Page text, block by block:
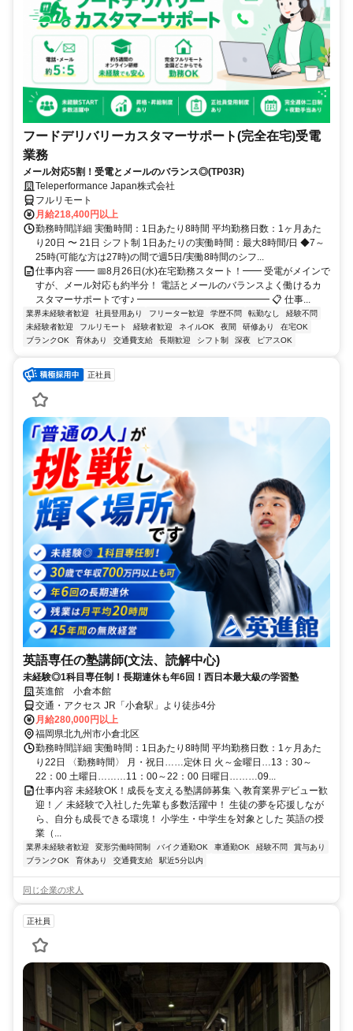
フードデリバリーカスタマーサポート(完全在宅)受電
業務
メール対応5割！受電とメールのバランス◎(TP03R)
Teleperformance Japan株式会社
フルリモート
月給218,400円以上
勤務時間詳細 実働時間：1日あたり8時間 平均勤務日数：1ヶ月あた
り20日 〜 21日 シフト制 1日あたりの実働時間：最大8時間/日 ◆7～
25時(可能な方は27時)の間で週5日/実働8時間のシフ...
仕事内容 ━━ 📅8月26日(水)在宅勤務スタート！━━ 受電がメインで
すが、メール対応も約半分！ 電話とメールのバランスよく働けるカ
スタマーサポートです♪ ━━━━━━━━━━━━━━ 📋 仕事...
業界未経験者歓迎 社員登用あり フリーター歓迎 学歴不問 転勤なし
経験不問
未経験者歓迎
フルリモート 経験者歓迎 ネイルOK 夜間 研修あり
在宅OK
ブランクOK
育休あり 交通費支給 長期歓迎 シフト制 深夜 ピアスOK
正社員
英語専任の塾講師(文法、読解中心)
未経験◎1科目専任制！長期連休も年6回！西日本最大級の学習塾
英進館 小倉本館
交通・アクセス JR「小倉駅」より徒歩4分
月給280,000円以上
福岡県北九州市小倉北区
勤務時間詳細 実働時間：1日あたり8時間 平均勤務日数：1ヶ月あた
り22日 〈勤務時間〉 月・祝日……定休日 火～金曜日…13：30～
22：00 土曜日………11：00～22：00 日曜日………09...
仕事内容 未経験OK！成長を支える塾講師募集 ＼教育業界デビュー歓
迎！／ 未経験で入社した先輩も多数活躍中！ 生徒の夢を応援しなが
ら、自分も成長できる環境！ 小学生・中学生を対象とした 英語の授
業（...
業界未経験者歓迎 変形労働時間制 バイク通勤OK 車通勤OK 経験不問
賞与あり
ブランクOK
育休あり 交通費支給 駅近5分以内
同じ企業の求人
正社員